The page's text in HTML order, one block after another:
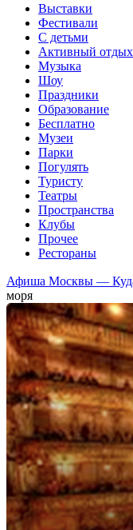
Выставки
Фестивали
С детьми
Активный отдых
Музыка
Шоу
Праздники
Образование
Бесплатно
Музеи
Парки
Погулять
Туристу
Театры
Пространства
Клубы
Прочее
Рестораны
Афиша Москвы —
моря